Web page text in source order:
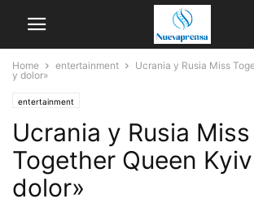
Home entertainment
Ucrania y Rusia Miss
y dolor»
entertainment
Ucrania y Rusia Miss
Together Queen
dolor»